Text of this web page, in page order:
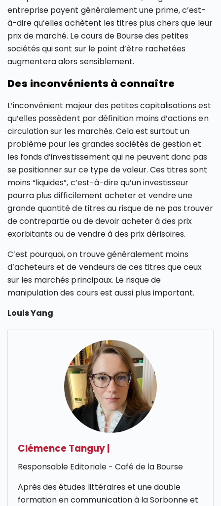
entreprise payent généralement une prime, c’est-
à-dire qu’elles achètent les titres plus chers que leur
prix de marché. Le cours de Bourse des petites
sociétés qui sont sur le point d’être rachetées
augmentera alors sensiblement.
Des inconvénients à connaître
L’inconvénient majeur des petites capitalisations est
qu’elles possèdent par définition moins d’actions en
circulation sur les marchés. Cela est surtout un
problème pour les grandes sociétés de gestion et
les fonds d’investissement qui ne peuvent donc pas
se positionner sur ce type de valeur. Ces titres sont
moins “liquides”, c’est-à-dire qu’un investisseur
pourra plus difficilement acheter et vendre une
grande quantité de titres au risque de ne pas trouver
de contrepartie ou de devoir acheter à des prix
exorbitants ou de vendre à des prix dérisoires.
C’est pourquoi, on trouve généralement moins
d’acheteurs et de vendeurs de ces titres que ceux
sur les marchés principaux. Le risque de
manipulation des cours est aussi plus important.
Louis Yang
Clémence Tanguy
Responsable Editoriale - Café de la Bourse
Après des études littéraires et une double
formation en communication à la Sorbonne et